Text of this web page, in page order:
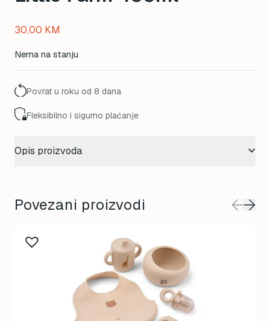
30,00 KM
Nema na stanju
Povrat u roku od 8 dana
Fleksibilno i sigurno plaćanje
Opis proizvoda
Povezani proizvodi